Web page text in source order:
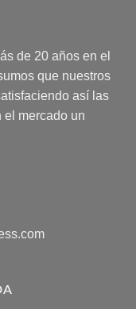
de 20 años en el
que nuestros
así las
el mercado un